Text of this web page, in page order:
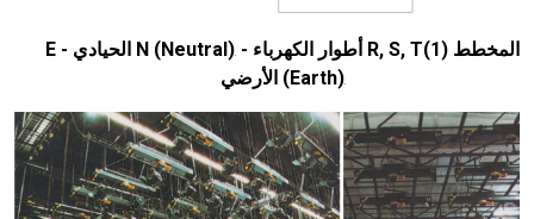
المخطط (1)R, S, T أطوار الكهرباء - N (Neutral)
الحيادي - E
(Earth) الأرضي